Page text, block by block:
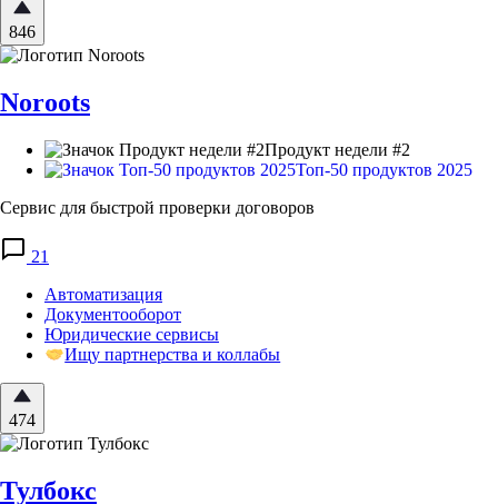
846
Noroots
Продукт недели #2
Топ-50 продуктов 2025
Сервис для быстрой проверки договоров
21
Автоматизация
Документооборот
Юридические сервисы
Ищу партнерства и коллабы
474
Тулбокс